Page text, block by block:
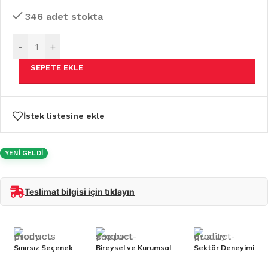
346 adet stokta
- +
SEPETE EKLE
İstek listesine ekle
YENİ GELDİ
Teslimat bilgisi için tıklayın
Sınırsız Seçenek Bireysel ve Kurumsal Sektör Deneyimi